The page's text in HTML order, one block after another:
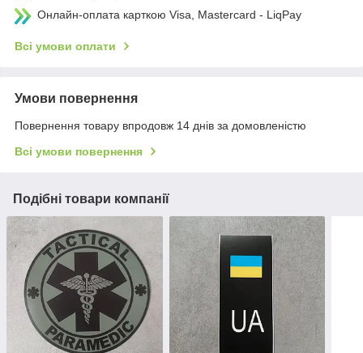
Онлайн-оплата карткою Visa, Mastercard - LiqPay
Всі умови оплати
Умови повернення
Повернення товару впродовж 14 днів за домовленістю
Всі умови повернення
Подібні товари компанії